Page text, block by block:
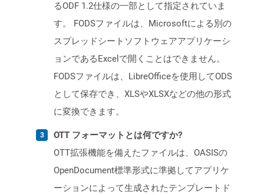
るODF 1.2仕様の一部として指定されていま
す。 FODSファイルは、Microsoftによる別の
スプレッドシートソフトウェアアプリケーシ
ョンであるExcelで開くことはできません。
FODSファイルは、LibreOfficeを使用してODS
として保存でき、XLSやXLSXなどの他の形式
に変換できます。
OTT フォーマットとは何ですか?
OTT拡張機能を備えたファイルは、OASISの
OpenDocument標準形式に準拠してアプリケ
ーションによって生成されたテンプレートド